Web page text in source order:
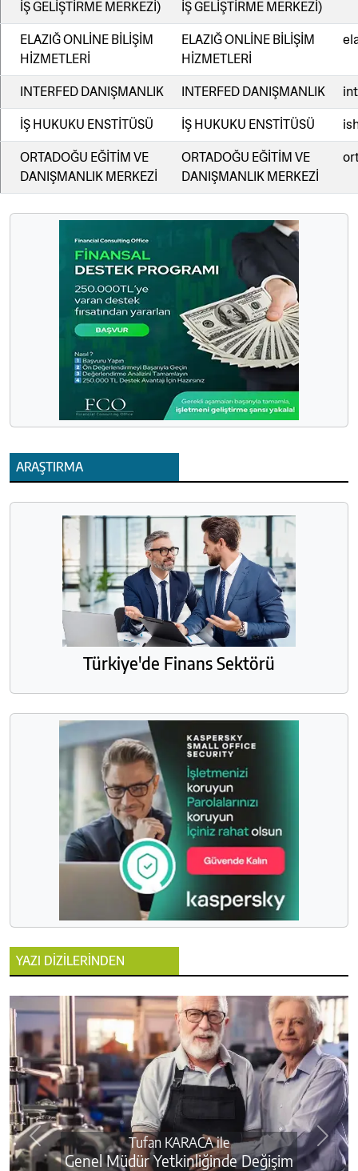
İŞ GELİŞTİRME MERKEZİ)
İŞ GELİŞTİRME MERKEZİ)
ELAZIĞ ONLİNE BİLİŞİM
HİZMETLERİ
ELAZIĞ ONLİNE BİLİŞİM
HİZMETLERİ
INTERFED DANIŞMANLIK INTERFED DANIŞMANLIK
İŞ HUKUKU ENSTİTÜSÜ
İŞ HUKUKU ENSTİTÜSÜ
ORTADOĞU EĞİTİM VE
DANIŞMANLIK MERKEZİ
ORTADOĞU EĞİTİM VE
DANIŞMANLIK MERKEZİ
ARAŞTIRMA
Türkiye'de Finans Sektörü
YAZI DİZİLERİNDEN
Tufan KARACA ile
Genel Müdür Yetkinliğinde Değişim
Önceki